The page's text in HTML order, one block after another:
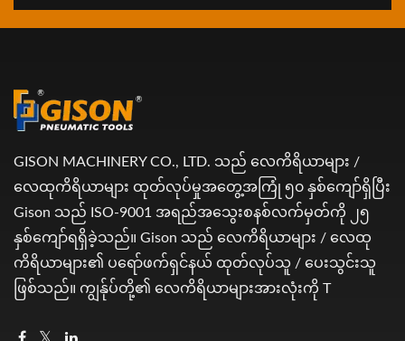
GISON MACHINERY CO., LTD. သည် လေကိရိယာများ /
လေထုကိရိယာများ ထုတ်လုပ်မှုအတွေ့အကြုံ ၅၀ နှစ်ကျော်ရှိပြီး
Gison သည် ISO-9001 အရည်အသွေးစနစ်လက်မှတ်ကို ၂၅
နှစ်ကျော်ရရှိခဲ့သည်။ Gison သည် လေကိရိယာများ / လေထု
ကိရိယာများ၏ ပရော်ဖက်ရှင်နယ် ထုတ်လုပ်သူ / ပေးသွင်းသူ
ဖြစ်သည်။ ကျွန်ုပ်တို့၏ လေကိရိယာများအားလုံးကို T